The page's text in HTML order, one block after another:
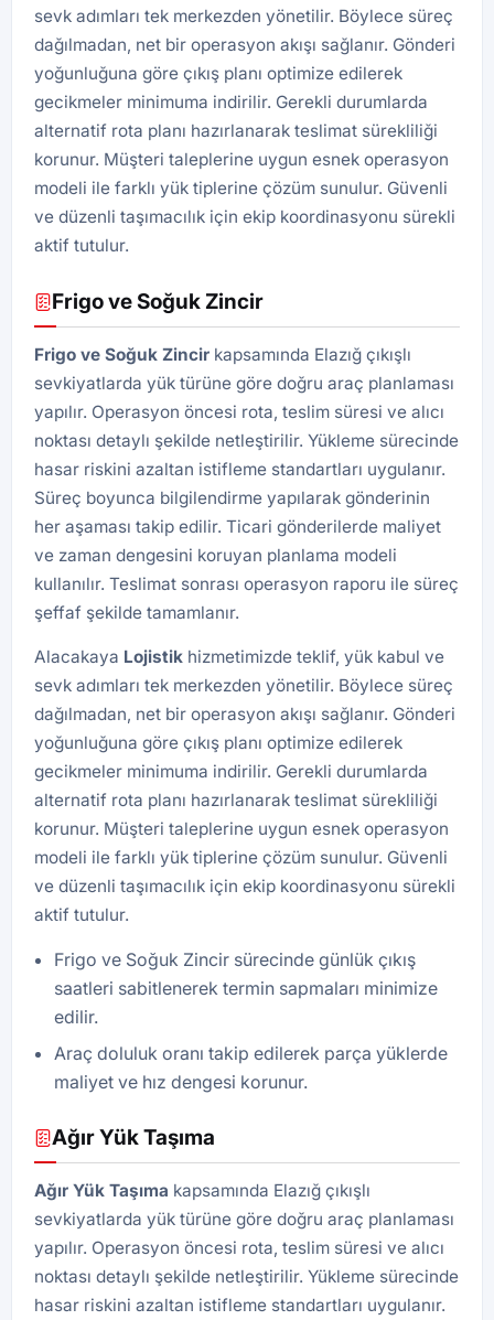
sevk adımları tek merkezden yönetilir. Böylece süreç
dağılmadan, net bir operasyon akışı sağlanır. Gönderi
yoğunluğuna göre çıkış planı optimize edilerek
gecikmeler minimuma indirilir. Gerekli durumlarda
alternatif rota planı hazırlanarak teslimat sürekliliği
korunur. Müşteri taleplerine uygun esnek operasyon
modeli ile farklı yük tiplerine çözüm sunulur. Güvenli
ve düzenli taşımacılık için ekip koordinasyonu sürekli
aktif tutulur.
Frigo ve Soğuk Zincir
Frigo ve Soğuk Zincir kapsamında Elazığ çıkışlı
sevkiyatlarda yük türüne göre doğru araç planlaması
yapılır. Operasyon öncesi rota, teslim süresi ve alıcı
noktası detaylı şekilde netleştirilir. Yükleme sürecinde
hasar riskini azaltan istifleme standartları uygulanır.
Süreç boyunca bilgilendirme yapılarak gönderinin
her aşaması takip edilir. Ticari gönderilerde maliyet
ve zaman dengesini koruyan planlama modeli
kullanılır. Teslimat sonrası operasyon raporu ile süreç
şeffaf şekilde tamamlanır.
Alacakaya Lojistik hizmetimizde teklif, yük kabul ve
sevk adımları tek merkezden yönetilir. Böylece süreç
dağılmadan, net bir operasyon akışı sağlanır. Gönderi
yoğunluğuna göre çıkış planı optimize edilerek
gecikmeler minimuma indirilir. Gerekli durumlarda
alternatif rota planı hazırlanarak teslimat sürekliliği
korunur. Müşteri taleplerine uygun esnek operasyon
modeli ile farklı yük tiplerine çözüm sunulur. Güvenli
ve düzenli taşımacılık için ekip koordinasyonu sürekli
aktif tutulur.
Frigo ve Soğuk Zincir sürecinde günlük çıkış
saatleri sabitlenerek termin sapmaları minimize
edilir.
Araç doluluk oranı takip edilerek parça yüklerde
maliyet ve hız dengesi korunur.
Ağır Yük Taşıma
Ağır Yük Taşıma kapsamında Elazığ çıkışlı
sevkiyatlarda yük türüne göre doğru araç planlaması
yapılır. Operasyon öncesi rota, teslim süresi ve alıcı
noktası detaylı şekilde netleştirilir. Yükleme sürecinde
hasar riskini azaltan istifleme standartları uygulanır.